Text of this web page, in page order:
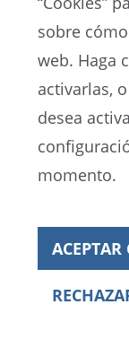
Informe
EN ES DE
Términos de
Contacto con
Cookies
sobre
web. Haga
activarlas,
desea
momento.
ACEPTAR